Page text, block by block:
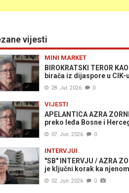
vijesti
MINI MARKET
BIROKRATSKI TEROR
birača iz dijaspore u CIK-
28. Jul. 2026 0
VIJESTI
APELANTICA AZRA
preko leđa Bosne i
07. Jun. 2026 0
INTERVJUI
"SB" INTERVJU / AZRA
je ključni korak ka
02. Jun. 2026 0